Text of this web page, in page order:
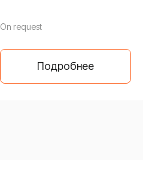
On request
Подробнее